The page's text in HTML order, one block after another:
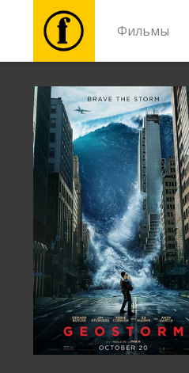
Фильмы
Фильмы
Билеты
Культура
Мероприятия
Новости
Подарки